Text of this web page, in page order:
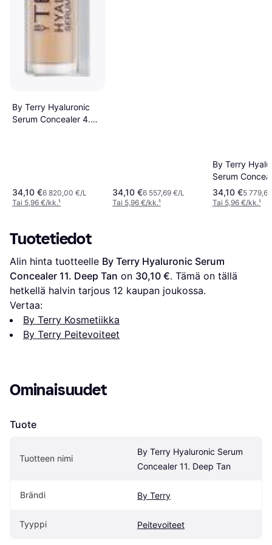
By Terry Hyaluronic
Serum Concealer 4.
34,10 €6 820,00 €/L
Tai 5,96 €/kk.¹
34,10 €6 557,69 €/L
Tai 5,96 €/kk.¹
By Terry
Serum
Amber Nude
34,10 €5
Tai 5,96 €/kk.¹
Tuotetiedot
Alin hinta tuotteelle By Terry Hyaluronic Serum
Concealer 11. Deep Tan on 30,10 €. Tämä on tällä
hetkellä halvin tarjous 12 kaupan joukossa.
Vertaa:
By Terry Kosmetiikka
By Terry Peitevoiteet
Ominaisuudet
Tuote
Tuotteen nimi
By Terry Hyaluronic Serum
Concealer 11. Deep Tan
Brändi By Terry
Tyyppi Peitevoiteet